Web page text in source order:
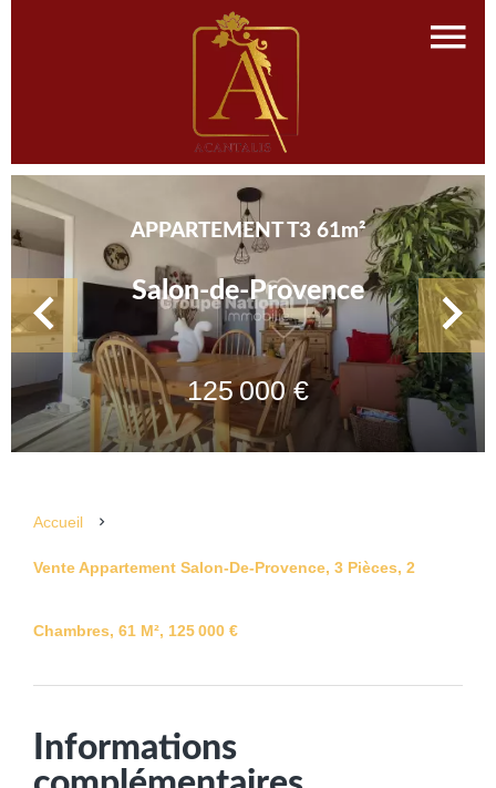
APPARTEMENT T3 61m²
Salon-de-Provence
125 000 €
Accueil
Vente Appartement Salon-De-Provence, 3 Pièces, 2
Chambres, 61 M², 125 000 €
Informations